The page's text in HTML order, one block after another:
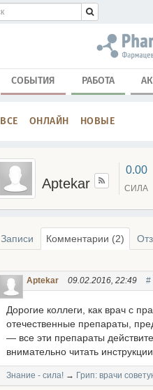
СОБЫТИЯ РАБОТА
ВСЕ ОНЛАЙН НОВЫЕ
Aptekar
0.00
СИЛА
Записи Комментарии (2)
Aptekar 09.02.2016, 22:49 #
Дорогие коллеги, как врач с
отечественные препараты,
— все эти препараты
внимательно читать
Знание - сила! → Грип: врачи